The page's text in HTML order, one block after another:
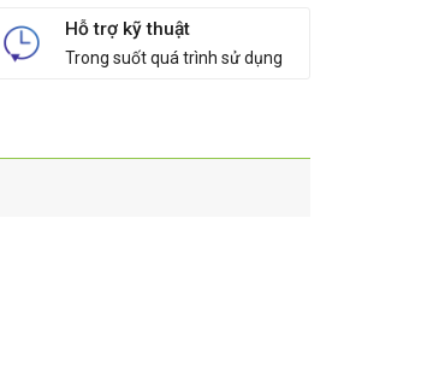
Hỗ trợ kỹ thuật
Trong suốt quá trình sử dụng